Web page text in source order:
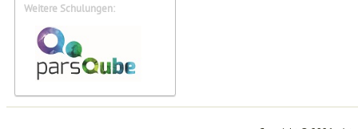
Weitere Schulungen: